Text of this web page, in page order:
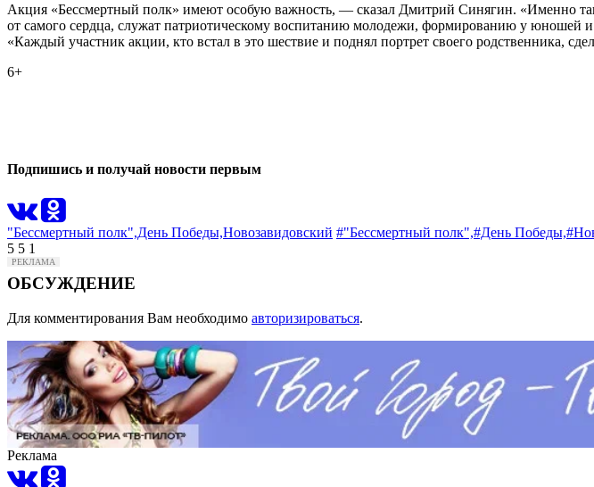
Акция «Бессмертный полк» имеют особую важность, — сказал Дмитрий Синягин. «Именно
от самого сердца, служат патриотическому воспитанию молодежи, формированию у юношей
«Каждый участник акции, кто встал в это шествие и поднял портрет своего родственника,
6+
Подпишись и получай новости первым
"Бессмертный полк",День Победы,Новозавидовский #"Бессмертный полк",#День Победы,
5 5 1
ОБСУЖДЕНИЕ
Для комментирования Вам необходимо авторизироваться.
Реклама